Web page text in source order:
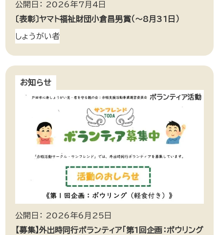
公開日： 2026年7月4日
〔表彰〕ヤマト福祉財団小倉昌男賞（～8月31日）
しょうがい者
お知らせ
ボランティア活動
公開日： 2026年6月25日
【募集】外出時同行ボランティア「第1回企画：ボウリング